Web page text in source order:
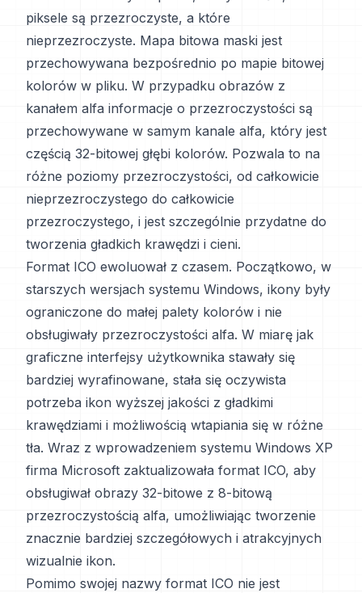
piksele są przezroczyste, a które
nieprzezroczyste. Mapa bitowa maski jest
przechowywana bezpośrednio po mapie bitowej
kolorów w pliku. W przypadku obrazów z
kanałem alfa informacje o przezroczystości są
przechowywane w samym kanale alfa, który jest
częścią 32-bitowej głębi kolorów. Pozwala to na
różne poziomy przezroczystości, od całkowicie
nieprzezroczystego do całkowicie
przezroczystego, i jest szczególnie przydatne do
tworzenia gładkich krawędzi i cieni.
Format ICO ewoluował z czasem. Początkowo, w
starszych wersjach systemu Windows, ikony były
ograniczone do małej palety kolorów i nie
obsługiwały przezroczystości alfa. W miarę jak
graficzne interfejsy użytkownika stawały się
bardziej wyrafinowane, stała się oczywista
potrzeba ikon wyższej jakości z gładkimi
krawędziami i możliwością wtapiania się w różne
tła. Wraz z wprowadzeniem systemu Windows XP
firma Microsoft zaktualizowała format ICO, aby
obsługiwał obrazy 32-bitowe z 8-bitową
przezroczystością alfa, umożliwiając tworzenie
znacznie bardziej szczegółowych i atrakcyjnych
wizualnie ikon.
Pomimo swojej nazwy format ICO nie jest